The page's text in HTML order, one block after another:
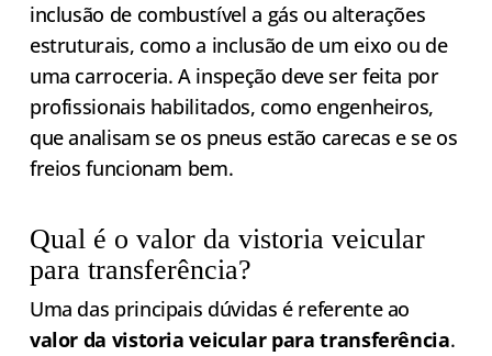
inclusão de combustível a gás ou alterações
estruturais, como a inclusão de um eixo ou de
uma carroceria. A inspeção deve ser feita por
profissionais habilitados, como engenheiros,
que analisam se os pneus estão carecas e se os
freios funcionam bem.
Qual é o valor da vistoria veicular
para transferência?
Uma das principais dúvidas é referente ao
valor da vistoria veicular para transferência.